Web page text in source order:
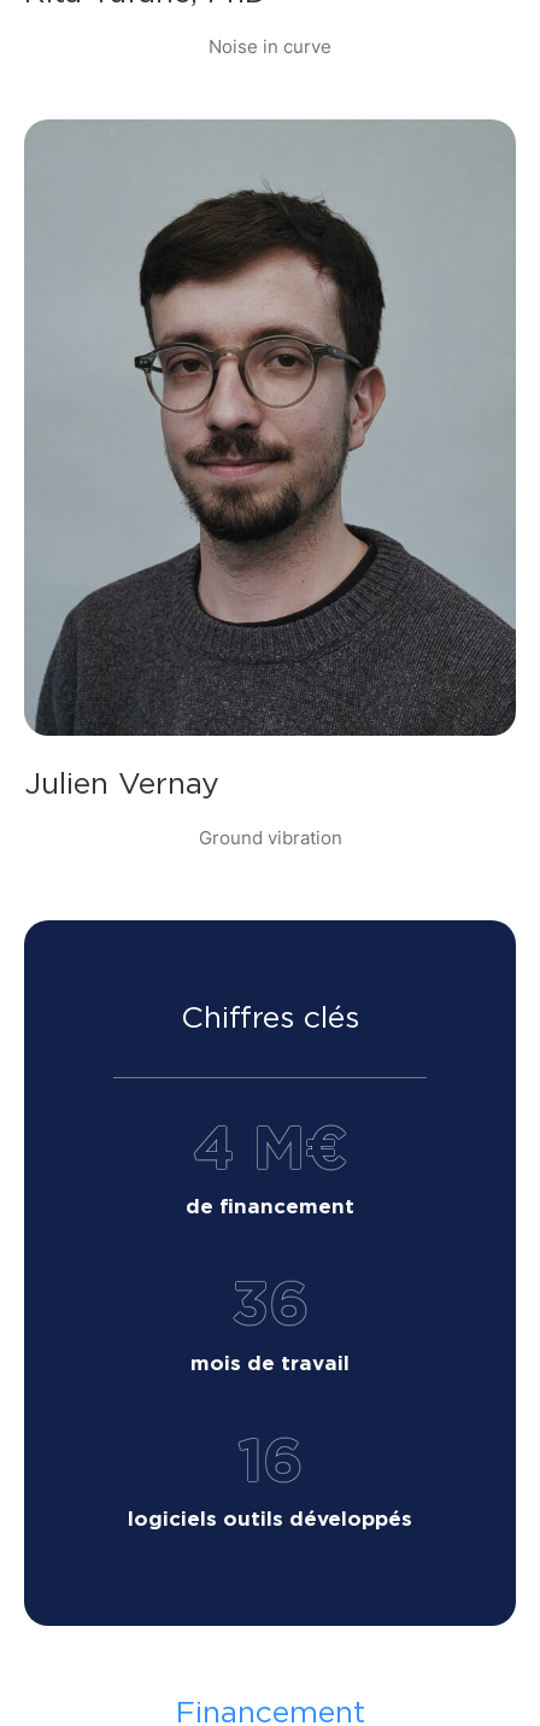
Noise in curve
Julien Vernay
Ground vibration
Chiffres clés
4 M€
de financement
36
mois de travail
16
logiciels outils développés
Financement